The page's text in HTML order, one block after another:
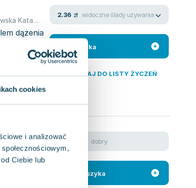
cookies
i analizować
Ciebie lub
Katarzyna
dążenia
2.36 zł widoczne ślady używania
Do koszyka
DODAJ DO LISTY ŻYCZEŃ
Katarzyna
młodość
dobry
Do koszyka